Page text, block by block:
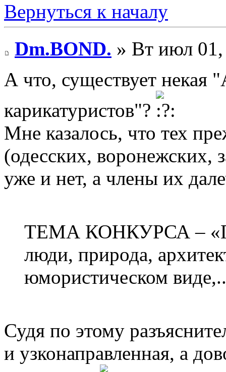
Вернуться к началу
Dm.BOND. » Вт июл
А что, существует некая
карикатуристов"?
Мне казалось, что тех
(одесских, воронежских,
уже и нет, а члены их
ТЕМА КОНКУРСА –
люди, природа,
юмористическом
Судя по этому
и узконаправленная, а